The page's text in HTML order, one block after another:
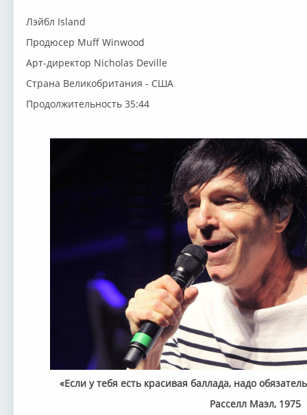
Лэйбл Island
Продюсер Muff Winwood
Арт-директор Nicholas Deville
Страна Великобритания - США
Продолжительность 35:44
«Если у тебя есть красивая баллада, надо
Расселл Маэл, 1975